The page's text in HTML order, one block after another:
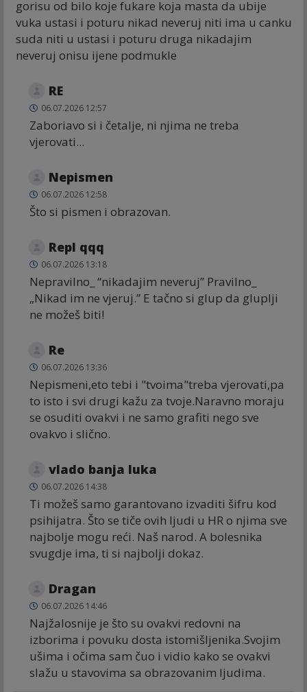
gorisu od bilo koje fukare koja masta da ubije
vuka ustasi i poturu nikad neveruj niti ima u canku
suda niti u ustasi i poturu druga nikadajim
neveruj onisu ijene podmukle
RE
06.07.2026 12:57
Zaboriavo si i četalje, ni njima ne treba
vjerovati...
Nepismen
06.07.2026 12:58
Što si pismen i obrazovan.
Repl qqq
06.07.2026 13:18
Nepravilno_ “nikadajim neveruj” Pravilno_
„Nikad im ne vjeruj.” E tačno si glup da gluplji
ne možeš biti!
Re
06.07.2026 13:36
Nepismeni,eto tebi i "tvoima"treba vjerovati,pa
to isto i svi drugi kažu za tvoje.Naravno moraju
se osuditi ovakvi i ne samo grafiti nego sve
ovakvo i slično.
vlado banja luka
06.07.2026 14:38
Ti možeš samo garantovano izvaditi šifru kod
psihijatra. Što se tiče ovih ljudi u HR o njima sve
najbolje mogu reći. Naš narod. A bolesnika
svugdje ima, ti si najbolji dokaz.
Dragan
06.07.2026 14:46
Najžalosnije je što su ovakvi redovni na
izborima i povuku dosta istomišljenika.Svojim
ušima i očima sam čuo i vidio kako se ovakvi
slažu u stavovima sa obrazovanim ljudima.